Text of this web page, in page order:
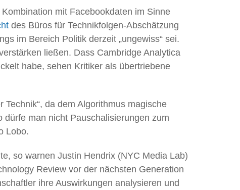
mit Facebookdaten im Sinne
des Büros für Technikfolgen-Abschätzung
im Bereich Politik derzeit „ungewiss“ sei.
ließen. Dass Cambridge Analytica
habe, sehen Kritiker als übertriebene
da dem Algorithmus magische
man nicht Pauschalisierungen zum
so Lobo.
so warnen Justin Hendrix (NYC Media Lab)
Review vor der nächsten Generation
ihre Auswirkungen analysieren und